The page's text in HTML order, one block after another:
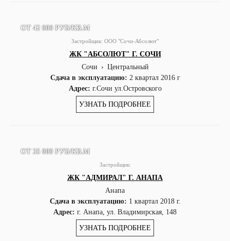
ОТ 42 000 РУБ/КВ.М
Застройщик: ООО "Сочи-Абсолют"
ЖК "АБСОЛЮТ" Г. СОЧИ
Сочи › Центральный
Сдача в эксплуатацию: 2 квартал 2016 г
Адрес: г.Сочи ул.Островского
УЗНАТЬ ПОДРОБНЕЕ
ОТ 35 000 РУБ/КВ.М
Застройщик:
ЖК "АДМИРАЛ" Г. АНАПА
Анапа
Сдача в эксплуатацию: 1 квартал 2018 г.
Адрес: г. Анапа, ул. Владимирская, 148
УЗНАТЬ ПОДРОБНЕЕ